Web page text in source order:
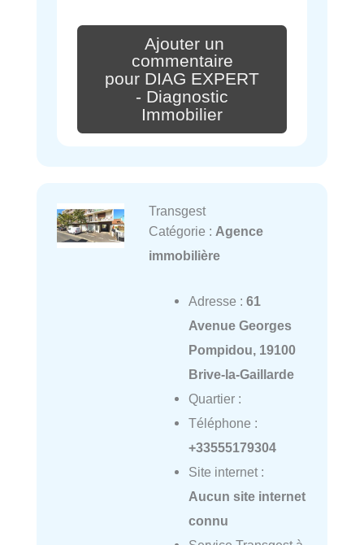
Ajouter un
commentaire
pour DIAG EXPERT
- Diagnostic
Immobilier
Transgest
Catégorie : Agence
immobilière
Adresse : 61
Avenue Georges
Pompidou, 19100
Brive-la-Gaillarde
Quartier :
Téléphone :
+33555179304
Site internet :
Aucun site internet
connu